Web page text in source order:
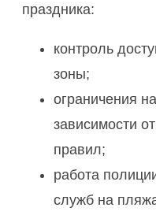
праздника:
контроль
зоны;
ограничения
зависимости
правил;
работа
служб на